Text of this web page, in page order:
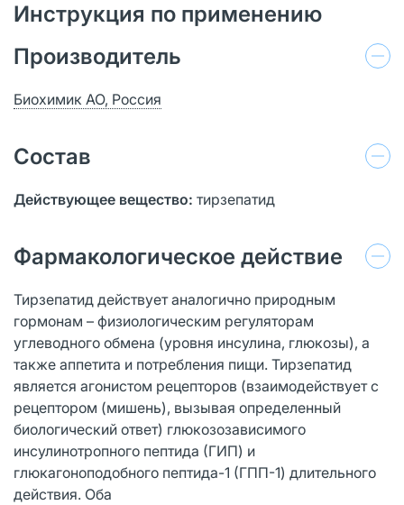
Инструкция по применению
Производитель
Биохимик АО, Россия
Состав
Действующее вещество: тирзепатид
Фармакологическое действие
Тирзепатид действует аналогично природным
гормонам – физиологическим регуляторам
углеводного обмена (уровня инсулина, глюкозы), а
также аппетита и потребления пищи. Тирзепатид
является агонистом рецепторов (взаимодействует с
рецептором (мишень), вызывая определенный
биологический ответ) глюкозозависимого
инсулинотропного пептида (ГИП) и
глюкагоноподобного пептида-1 (ГПП-1) длительного
действия. Оба